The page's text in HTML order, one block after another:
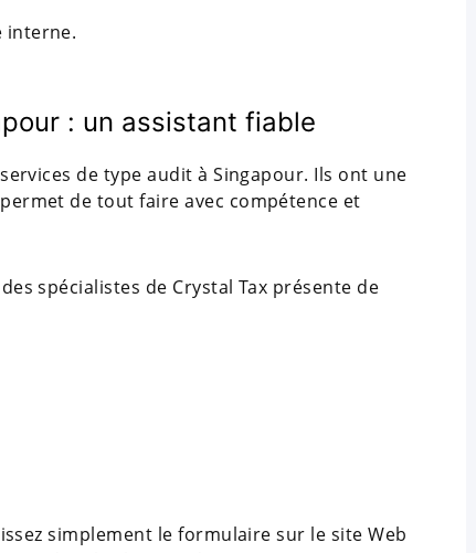
interne.
: un assistant fiable
de type audit à Singapour. Ils ont une
de tout faire avec compétence et
spécialistes de Crystal Tax présente de
simplement le formulaire sur le site Web